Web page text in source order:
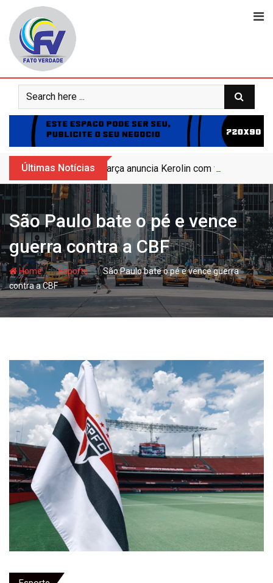
content
Últimas Notícias Barça anuncia Kerolin com valor
São Paulo bate o pé e vence
guerra contra a CBF
Home- hjEsporte- hjSão Paulo bate o pé e vence guerra
contra a CBF